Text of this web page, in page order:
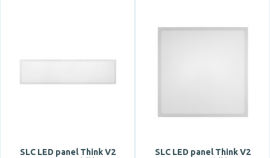
Zobrazit více
Zdroj světla součástí
SLC LED panel Think V2
SLC LED panel Think V2